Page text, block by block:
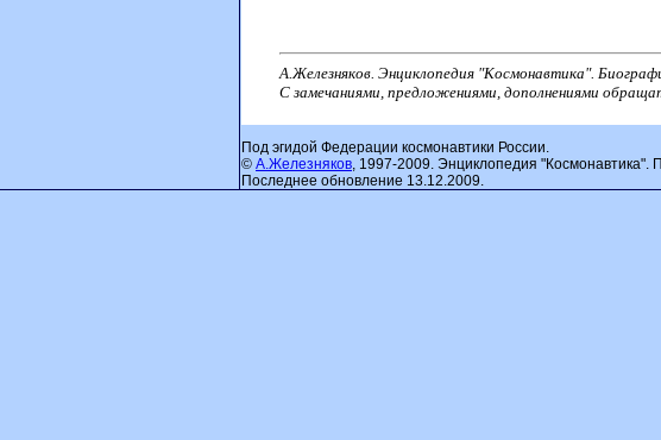
А.Железняков. Энциклопедия "Космонавтика".
С замечаниями, предложениями, дополнениями
Под эгидой Федерации космонавтики России.
© А.Железняков, 1997-2009. Энциклопедия "Космонавтика".
Последнее обновление 13.12.2009.